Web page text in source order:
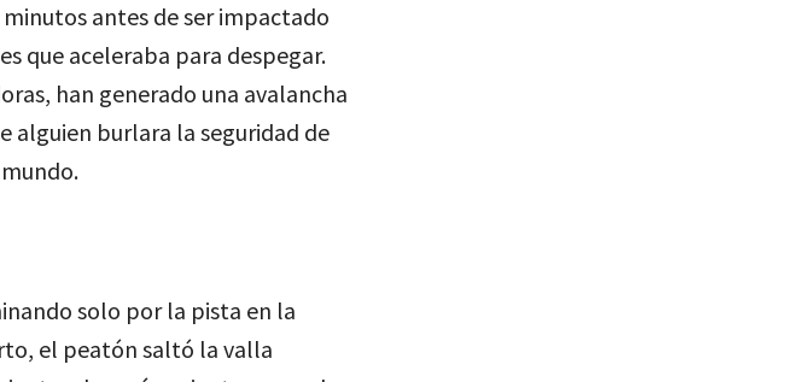
antes de ser impactado
que aceleraba para despegar.
han generado una avalancha
alguien burlara la seguridad de
solo por la pista en la
el peatón saltó la valla